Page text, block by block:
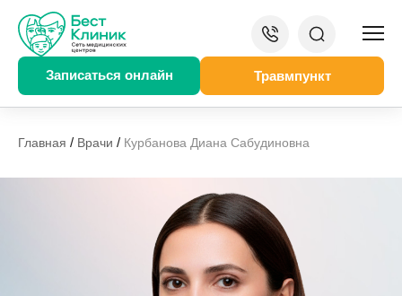
Записаться онлайн Травмпункт
Главная / Врачи / Курбанова Диана Сабудиновна